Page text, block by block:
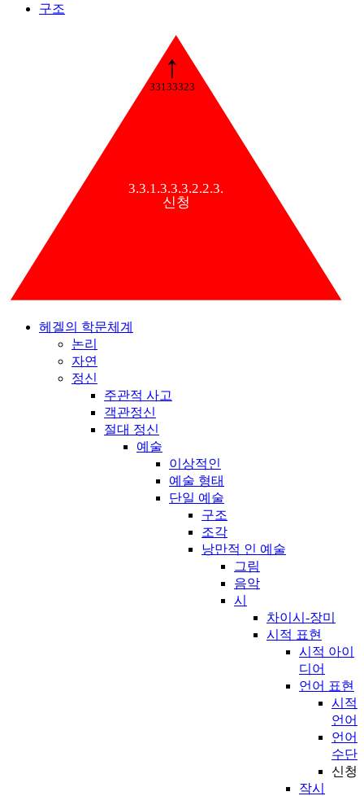
구조
3.3.1.3.3.3.2.2.3.
신청
↑
33133323
헤겔의 학문체계
논리
자연
정신
주관적 사고
객관정신
절대 정신
예술
이상적인
예술 형태
단일 예술
구조
조각
낭만적 인 예술
그림
음악
시
차이시-장미
시적 표현
시적 아이
디어
언어 표현
시적
언어
언어
수단
신청
작시